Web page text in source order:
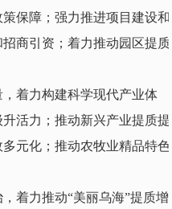
保障；强力推进项目建设和
商引资；着力推动园区提质
着力构建科学现代产业体
活力；推动新兴产业提质提
元化；推动农牧业精品特色
着力推动“美丽乌海”提质增